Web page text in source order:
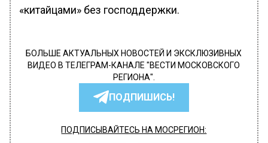
«китайцами» без господдержки.
БОЛЬШЕ АКТУАЛЬНЫХ НОВОСТЕЙ И ЭКСКЛЮЗИВНЫХ
ВИДЕО В ТЕЛЕГРАМ-КАНАЛЕ "ВЕСТИ МОСКОВСКОГО
РЕГИОНА".
ПОДПИШИСЬ!
ПОДПИСЫВАЙТЕСЬ НА МОСРЕГИОН: